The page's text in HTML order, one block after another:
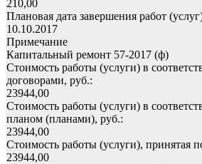
210,00
Плановая дата завершения работ
10.10.2017
Примечание
Капитальный ремонт 57-2017 (ф)
Стоимость работы (услуги) в
договорами, руб.:
23944,00
Стоимость работы (услуги) в
планом (планами), руб.:
23944,00
Стоимость работы (услуги), принятая
23944,00